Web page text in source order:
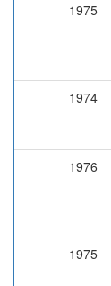
1975
1974
1976
1975